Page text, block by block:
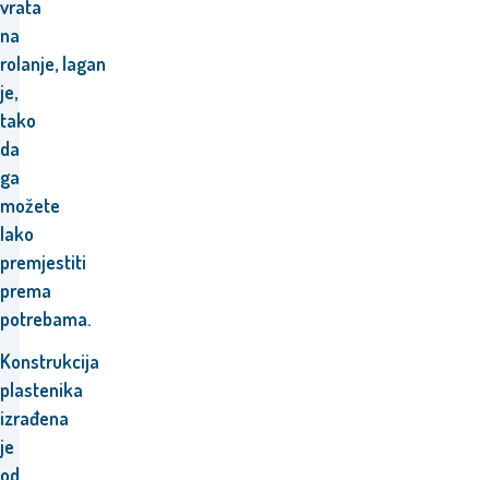
vrata
na
rolanje, lagan
je,
tako
da
ga
možete
lako
premjestiti
prema
potrebama.
Konstrukcija
plastenika
izrađena
je
od